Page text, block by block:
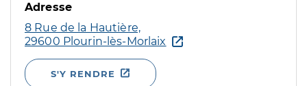
Adresse
8 Rue de la Hautière,
29600 Plourin-lès-Morlaix
S'Y RENDRE